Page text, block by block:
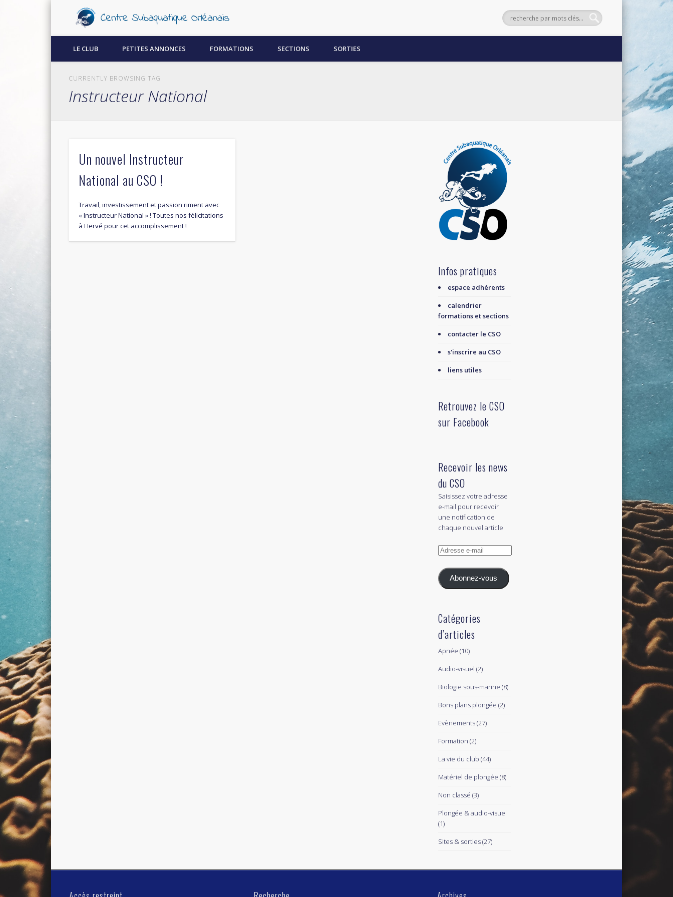
Découvrez la plongée sous-marine à Orléans !
LE CLUB PETITES ANNONCES FORMATIONS SECTIONS SORTIES
CURRENTLY BROWSING TAG
Instructeur National
Un nouvel Instructeur
National au CSO !
Travail, investissement et passion riment avec
« Instructeur National » ! Toutes nos félicitations
à Hervé pour cet accomplissement !
Infos pratiques
espace adhérents
calendrier
formations et sections
contacter le CSO
s'inscrire au CSO
liens utiles
Retrouvez le CSO
sur Facebook
Recevoir les news
du CSO
Saisissez votre adresse
e-mail pour recevoir
une notification de
chaque nouvel article.
Adresse
mail
Abonnez-vous
Catégories
d’articles
Apnée (10)
Audio-visuel (2)
Biologie sous-marine (8)
Bons plans plongée (2)
Evènements(27)
Formation (2)
La vie du club (44)
Matériel de plongée (8)
Non classé (3)
Plongée & audio-visuel
(1)
Sites & sorties(27)